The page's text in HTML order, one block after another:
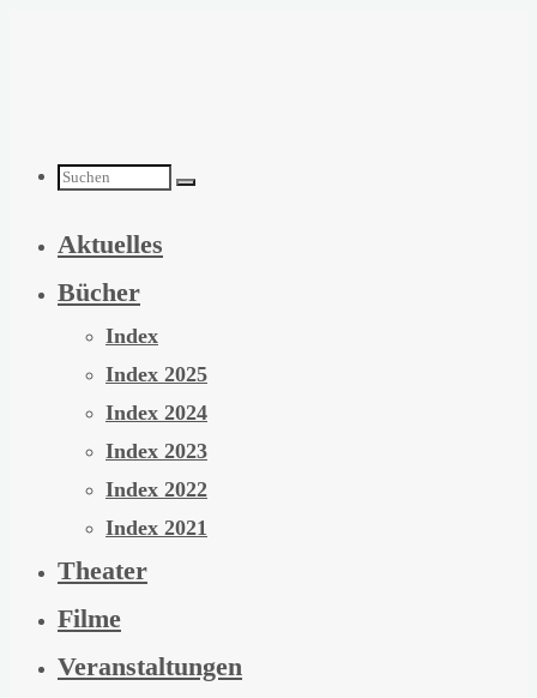
Suchen
nach:
Aktuelles
Bücher
Index
Index 2025
Index 2024
Index 2023
Index 2022
Index 2021
Theater
Filme
Veranstaltungen